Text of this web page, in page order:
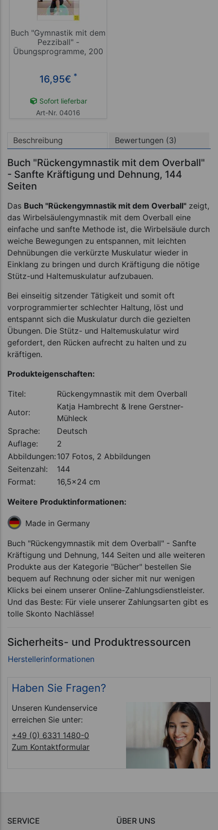
Buch "Gymnastik mit dem
Pezziball" -
Übungsprogramme, 200
16,95€ *
Sofort lieferbar
Art-Nr. 04016
Beschreibung Bewertungen (3)
Buch "Rückengymnastik mit dem Overball"
- Sanfte Kräftigung und Dehnung, 144
Seiten
Das Buch "Rückengymnastik mit dem Overball" zeigt,
das Wirbelsäulengymnastik mit dem Overball eine
einfache und sanfte Methode ist, die Wirbelsäule durch
weiche Bewegungen zu entspannen, mit leichten
Dehnübungen die verkürzte Muskulatur wieder in
Einklang zu bringen und durch Kräftigung die nötige
Stütz-und Haltemuskulatur aufzubauen.
Bei einseitig sitzender Tätigkeit und somit oft
vorprogrammierter schlechter Haltung, löst und
entspannt sich die Muskulatur durch die gezielten
Übungen. Die Stütz- und Haltemuskulatur wird
gefordert, den Rücken aufrecht zu halten und zu
kräftigen.
Produkteigenschaften:
Titel:
Rückengymnastik mit dem Overball
Autor:
Katja Hambrecht & Irene Gerstner-
Mühleck
Sprache:
Deutsch
Auflage:
2
Abbildungen: 107 Fotos, 2 Abbildungen
Seitenzahl:
144
Format:
16,5x24 cm
Weitere Produktinformationen:
Made in Germany
Buch "Rückengymnastik mit dem Overball" - Sanfte
Kräftigung und Dehnung, 144 Seiten und alle weiteren
Produkte aus der Kategorie "Bücher" bestellen Sie
bequem auf Rechnung oder sicher mit nur wenigen
Klicks bei einem unserer Online-Zahlungsdienstleister.
Und das Beste: Für viele unserer Zahlungsarten gibt es
tolle Skonto Nachlässe!
Sicherheits- und Produktressourcen
Haben Sie Fragen?
Unseren Kundenservice
erreichen Sie unter:
+49 (0) 6331 1480-0
Zum Kontaktformular
SERVICE
ÜBER UNS